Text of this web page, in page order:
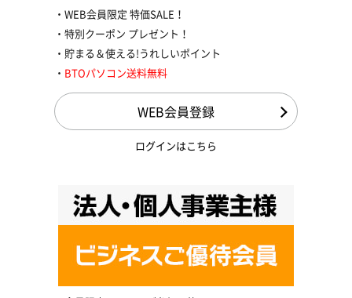
WEB会員限定 特価SALE！
特別クーポン プレゼント！
貯まる＆使える!うれしいポイント
BTOパソコン送料無料
WEB会員登録
ログインはこちら